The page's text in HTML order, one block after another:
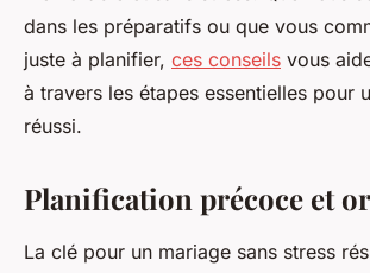
dans les préparatifs ou que vous
juste à planifier, ces conseils vous
à travers les étapes essentielles pour
réussi.
Planification précoce et
La clé pour un mariage sans stress